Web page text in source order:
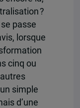
?
passe
lorsque
cinq ou
simple
d’une